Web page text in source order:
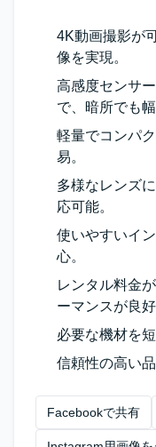
4K動画撮影が
像を実現。
高感度センサ
で、暗所でも幅
軽量でコンパ
易。
多様なレンズ
応可能。
使いやすいイ
心。
レンタル料金
ーマンスが良好
必要な機材を
信頼性の高い
Facebookで共有